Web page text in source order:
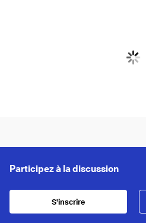
Participez à la discussion
S'inscrire